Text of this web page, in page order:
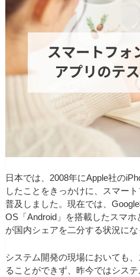
日本では、2008年にApple社の
したことをきっかけに、スマー
普及しました。現在では、
OS「Android」を搭載したスマ
が国内シェアを二分する状況にな
システム開発の現場においても
ることができず、昨今ではシス